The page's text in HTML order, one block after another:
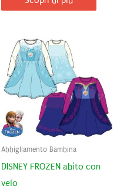
Abbigliamento Bambina
DISNEY FROZEN abito con
velo